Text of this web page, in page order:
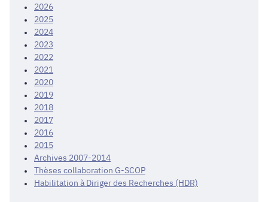
2026
2025
2024
2023
2022
2021
2020
2019
2018
2017
2016
2015
Archives 2007-2014
Thèses collaboration G-SCOP
Habilitation à Diriger des Recherches (HDR)